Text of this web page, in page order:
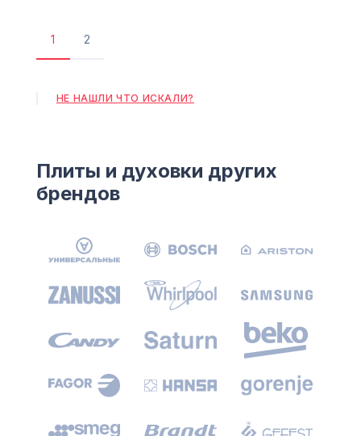
Текущая
1
Страница
2
НЕ НАШЛИ ЧТО ИСКАЛИ?
Плиты и духовки других
брендов